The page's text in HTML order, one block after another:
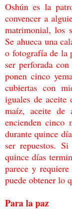
Oshún es la
convencer a
matrimonial, los
Se ahueca una
o fotografía de la
ser perforada
ponen cinco
cubiertas con
iguales de aceite
maíz, aceite de
encienden cinco
durantequince
ser repuestos.
quince días
parece y
puede obtener lo
Para la paz